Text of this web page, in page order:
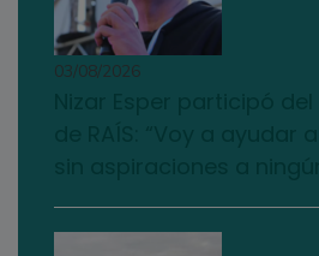
03/08/2026